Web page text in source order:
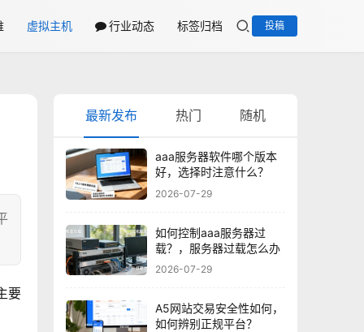
虚拟主机 行业动态 标签归档 投稿
要
最新发布 热门 随机
aaa服务器软件哪个版本
好，选择时注意什么？
2026-07-29
如何控制aaa服务器过
载？，服务器过载怎么办
2026-07-29
A5网站交易安全性如何，
如何辨别正规平台？